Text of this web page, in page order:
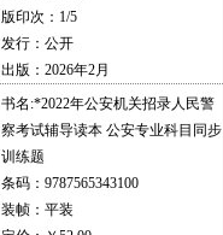
版印次：1/5
发行：公开
出版：2026年2月
书名:*2022年公安机关招录人民警
察考试辅导读本 公安专业科目同步
训练题
条码：9787565343100
装帧：平装